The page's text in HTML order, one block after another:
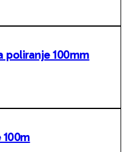
poliranje 100mm